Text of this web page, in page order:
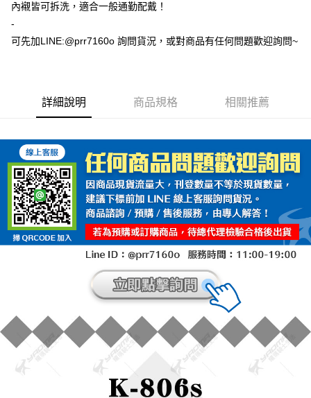
內襯皆可拆洗，適合一般通勤配戴！
-
可先加LINE:@prr7160o 詢問貨況，或對商品有任何問題歡迎詢問~
詳細說明 商品規格 相關推薦